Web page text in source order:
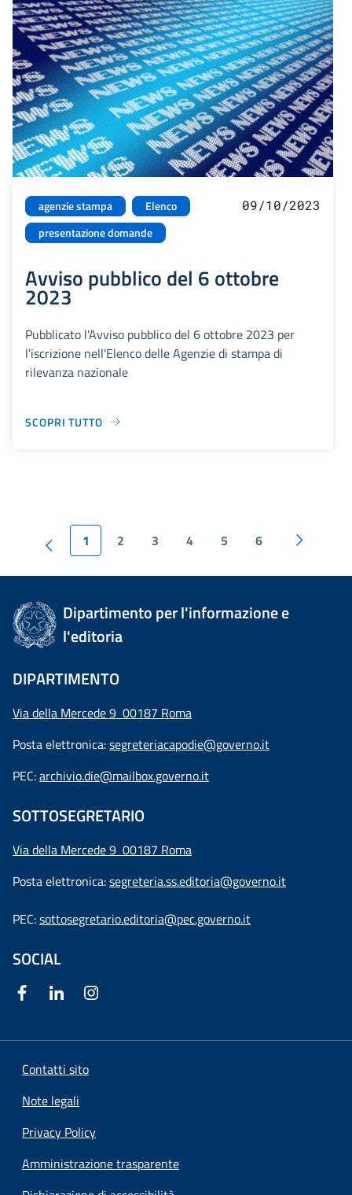
agenzie stampa
Elenco
presentazione domande
09/10/2023
Avviso pubblico del 6 ottobre
2023
Pubblicato l'Avviso pubblico del 6 ottobre 2023 per
l'iscrizione nell'Elenco delle Agenzie di stampa di
rilevanza nazionale
SCOPRI TUTTO
1 2 3 4 5 6
Dipartimento per l'informazione e
l'editoria
DIPARTIMENTO
Via della Mercede 9 00187 Roma
Posta elettronica:segreteriacapodie@governo.it
PEC:archivio.die@mailbox.governo.it
SOTTOSEGRETARIO
Via della Mercede 9 00187 Roma
Posta elettronica:segreteria.ss.editoria@governo.it
PEC:sottosegretario.editoria@pec.governo.it
SOCIAL
Contatti sito
Note legali
Privacy Policy
Amministrazione trasparente